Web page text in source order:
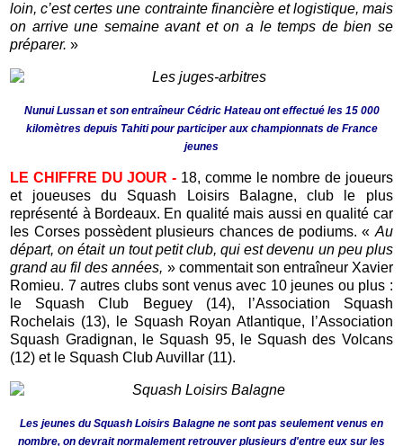
loin, c’est certes une contrainte financière et logistique, mais
on arrive une semaine avant et on a le temps de bien se
préparer. »
Nunui Lussan et son entraîneur Cédric Hateau ont effectué les 15 000
kilomètres depuis Tahiti pour participer aux championnats de France
jeunes
LE CHIFFRE DU JOUR - 18, comme le nombre de joueurs
et joueuses du Squash Loisirs Balagne, club le plus
représenté à Bordeaux. En qualité mais aussi en qualité car
les Corses possèdent plusieurs chances de podiums. « Au
départ, on était un tout petit club, qui est devenu un peu plus
grand au fil des années, » commentait son entraîneur Xavier
Romieu. 7 autres clubs sont venus avec 10 jeunes ou plus :
le Squash Club Beguey (14), l’Association Squash
Rochelais (13), le Squash Royan Atlantique, l’Association
Squash Gradignan, le Squash 95, le Squash des Volcans
(12) et le Squash Club Auvillar (11).
Les jeunes du Squash Loisirs Balagne ne sont pas seulement venus en
nombre, on devrait normalement retrouver plusieurs d'entre eux sur les